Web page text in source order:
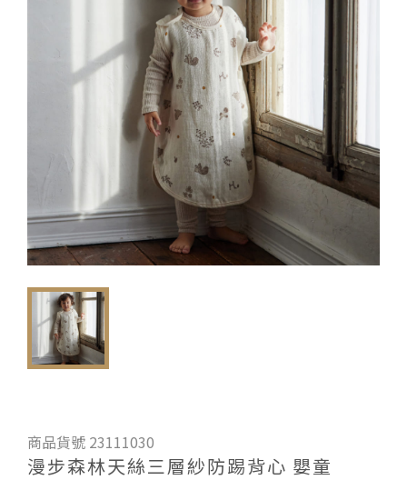
商品貨號 23111030
漫步森林天絲三層紗防踢背心 嬰童